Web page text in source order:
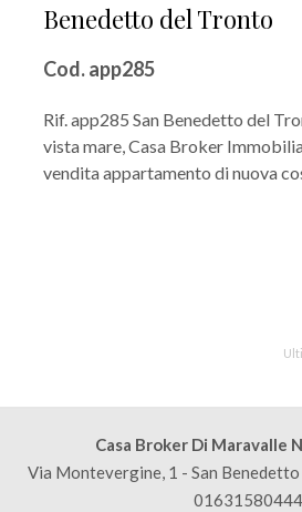
Benedetto del Tronto
Cod. app285
Rif. app285 San Benedetto del
vista mare, Casa Broker
vendita appartamento di nuova
Casa Broker Di Maravalle
Via Montevergine, 1 - San
01631580444